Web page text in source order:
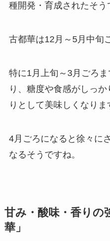
種開発・育成されたそう
古都華は12月～5月中旬
特に1月上旬～3月ごろ
り、糖度や食感がしっ
りとして美味しくなりま
4月ごろになると徐々に
なるそうですね。
甘み・酸味・香りの
華」